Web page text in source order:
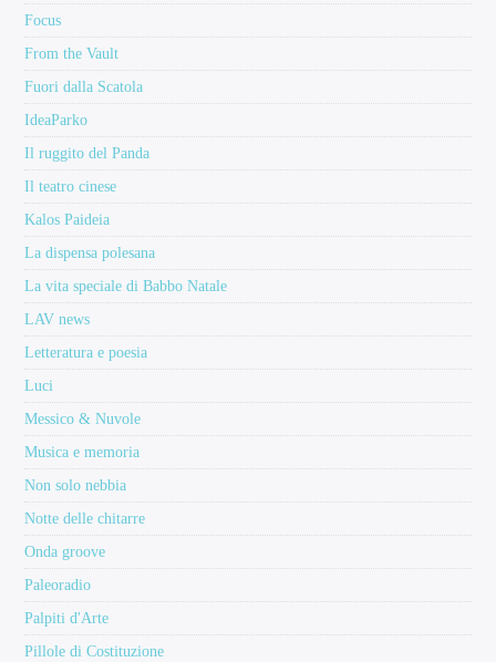
Focus
From the Vault
Fuori dalla Scatola
IdeaParko
Il ruggito del Panda
Il teatro cinese
Kalos Paideia
La dispensa polesana
La vita speciale di Babbo Natale
LAV news
Letteratura e poesia
Luci
Messico & Nuvole
Musica e memoria
Non solo nebbia
Notte delle chitarre
Onda groove
Paleoradio
Palpiti d'Arte
Pillole di Costituzione